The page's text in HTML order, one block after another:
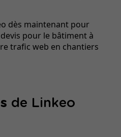
dès maintenant pour
pour le bâtiment à
trafic web en chantiers
de Linkeo